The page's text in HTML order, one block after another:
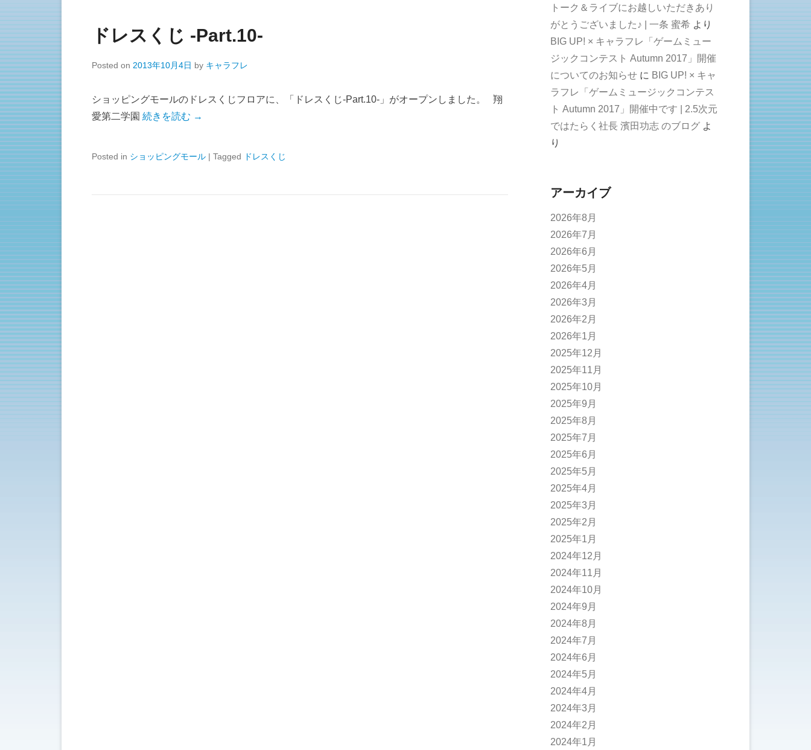
ドレスくじ -Part.10-
Posted on 2013年10月4日 by キャラフレ
ショッピングモールのドレスくじフロアに、「ドレスくじ-Part.10-」がオープンしました。 翔
愛第二学園 続きを読む →
Posted in ショッピングモール | Tagged ドレスくじ
トーク＆ライブにお越しいただきあり
がとうございました♪ | 一条 蜜希 より
BIG UP! × キャラフレ「ゲームミュー
ジックコンテスト Autumn 2017」開催
についてのお知らせ に BIG UP! × キャ
ラフレ「ゲームミュージックコンテス
ト Autumn 2017」開催中です | 2.5次元
ではたらく社長 濱田功志 のブログ よ
り
アーカイブ
2026年8月
2026年7月
2026年6月
2026年5月
2026年4月
2026年3月
2026年2月
2026年1月
2025年12月
2025年11月
2025年10月
2025年9月
2025年8月
2025年7月
2025年6月
2025年5月
2025年4月
2025年3月
2025年2月
2025年1月
2024年12月
2024年11月
2024年10月
2024年9月
2024年8月
2024年7月
2024年6月
2024年5月
2024年4月
2024年3月
2024年2月
2024年1月